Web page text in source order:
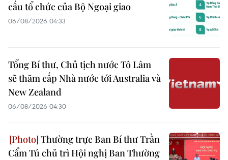
cấu tổ chức của Bộ Ngoại giao
06/08/2026 04:33
Tổng Bí thư, Chủ tịch nước Tô Lâm
sẽ thăm cấp Nhà nước tới Australia và
New Zealand
06/08/2026 04:30
Thường trực Ban Bí thư Trần
Cẩm Tú chủ trì Hội nghị Ban Thường